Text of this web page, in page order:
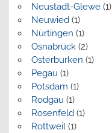
Neustadt-Glewe(1)
Neuwied(1)
Nürtingen (1)
Osnabrück(2)
Osterburken (1)
Pegau (1)
Potsdam (1)
Rodgau (1)
Rosenfeld(1)
Rottweil(1)